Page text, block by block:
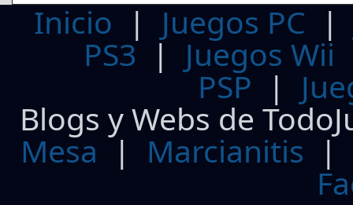
Inicio | Juegos PC
PS3| Juegos Wii
PSP |
Blogs y Webs de
Mesa | Marcianitis |